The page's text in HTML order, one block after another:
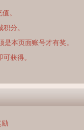
。
分。
本页面账号才有奖。
获得。